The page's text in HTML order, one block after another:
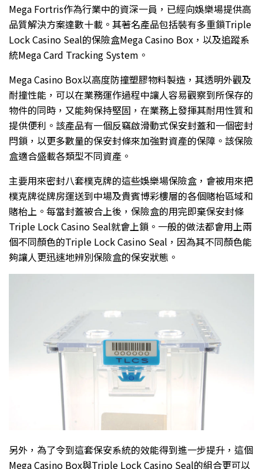
Mega Fortris作為行業中的資深一員，已經向娛樂場提供高
品質解決方案達數十載。其著名產品包括裝有多重鎖Triple
Lock Casino Seal的保險盒Mega Casino Box，以及追蹤系
統Mega Card Tracking System。
Mega Casino Box以高度防撞塑膠物料製造，其透明外觀及
耐撞性能，可以在業務運作過程中讓人容易觀察到所保存的
物件的同時，又能夠保持堅固，在業務上發揮其耐用性質和
提供便利。該產品有一個反竊啟滑動式保安封蓋和一個密封
閂鎖，以更多數量的保安封條來加強對資產的保障。該保險
盒適合盛載各類型不同資產。
主要用來密封八套樸克牌的這些娛樂場保險盒，會被用來把
樸克牌從牌房運送到中場及貴賓博彩樓層的各個賭枱區域和
賭枱上。每當封蓋被合上後，保險盒的用完即棄保安封條
Triple Lock Casino Seal就會上鎖。一般的做法都會用上兩
個不同顏色的Triple Lock Casino Seal，因為其不同顏色能
夠讓人更迅速地辨別保險盒的保安狀態。
另外，為了令到這套保安系統的效能得到進一步提升，這個
Mega Casino Box與Triple Lock Casino Seal的組合更可以